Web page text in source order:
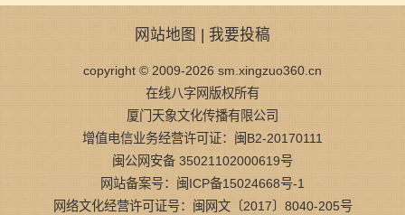
网站地图 | 我要投稿
copyright © 2009-2026 sm.xingzuo360.cn
在线八字网版权所有
厦门天象文化传播有限公司
增值电信业务经营许可证：闽B2-20170111
闽公网安备 35021102000619号
网站备案号：闽ICP备15024668号-1
网络文化经营许可证号：闽网文〔2017〕8040-205号